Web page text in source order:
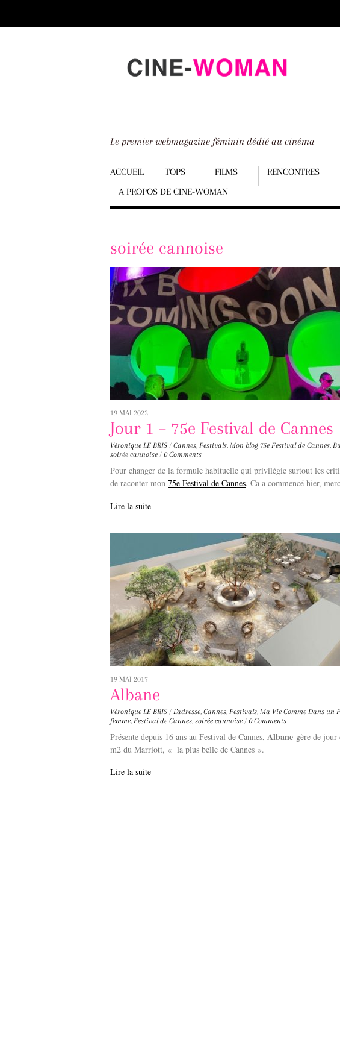
down
Le premier webmagazine féminin dédié au cinéma
Menu
ACCUEIL TOPS FILMS RENCONTRES
A PROPOS DE CINE-WOMAN
Scroll
content
soirée cannoise
19 MAI 2022
Jour 1 – 75e Festival de Cannes
Véronique LE BRIS / Cannes, Festivals, Mon blog 75e Festival de Cannes,
soirée cannoise / 0 Comments
Pour changer de la formule habituelle qui privilégie surtout les
de raconter mon 75e Festival de Cannes. Ca a commencé hier,
Lire la suite
19 MAI 2017
Albane
Véronique LE BRIS / L'adresse, Cannes, Festivals, Ma Vie Comme Dans un
femme, Festival de Cannes, soirée cannoise / 0 Comments
Présente depuis 16 ans au Festival de Cannes, Albane gère de jour
m2 du Marriott, « la plus belle de Cannes ».
Lire la suite